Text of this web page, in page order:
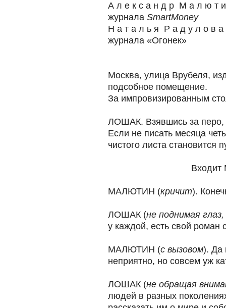
А л е к с а н д р М а л ю т
журнала SmartMoney
Н а т а л ь я Р а д у л о в
журнала «Огонек»
Москва, улица Врубеля,
подсобное помещение.
За импровизированным
ЛОШАК. Взявшись за перо,
Если не писать месяца
чистого листа становится
Входит М а л
МАЛЮТИН (кричит).
ЛОШАК (не поднимая
у каждой, есть свой роман
МАЛЮТИН (с вызовом). Да
неприятно, но совсем уж
ЛОШАК (не обращая
людей в разных